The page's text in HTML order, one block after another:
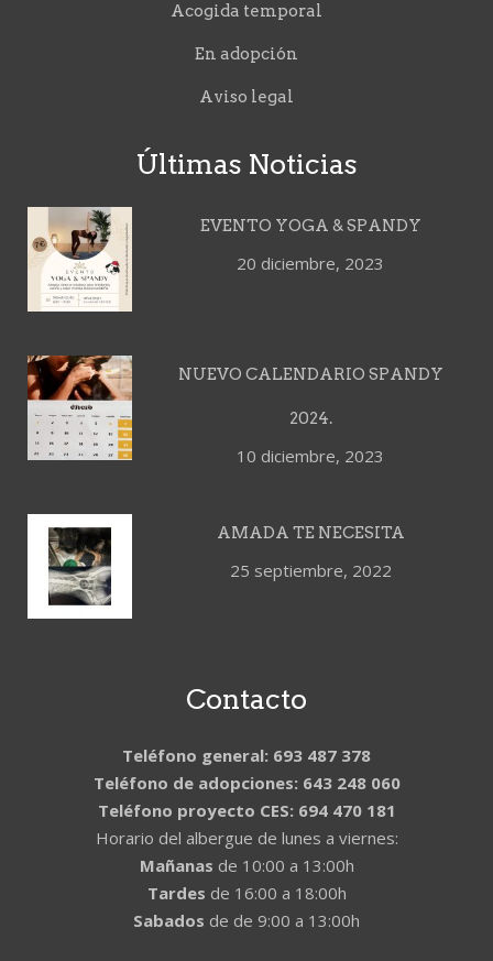
Acogida temporal
En adopción
Aviso legal
Últimas Noticias
EVENTO YOGA & SPANDY
20 diciembre, 2023
NUEVO CALENDARIO SPANDY
2024.
10 diciembre, 2023
AMADA TE NECESITA
25 septiembre, 2022
Contacto
Teléfono general: 693 487 378
Teléfono de adopciones: 643 248 060
Teléfono proyecto CES: 694 470 181
Horario del albergue de lunes a viernes:
Mañanas de 10:00 a 13:00h
Tardes de 16:00 a 18:00h
Sabados de de 9:00 a 13:00h